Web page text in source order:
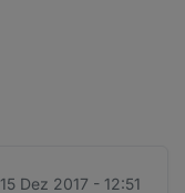
Dez 2017 - 12:51